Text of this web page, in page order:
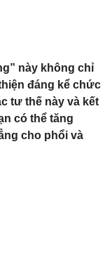
này không chỉ
đáng kể chức
tư thế này và kết
có thể tăng
cho phổi và